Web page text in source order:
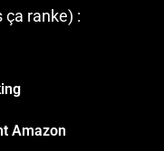
ça ranke) :
Amazon